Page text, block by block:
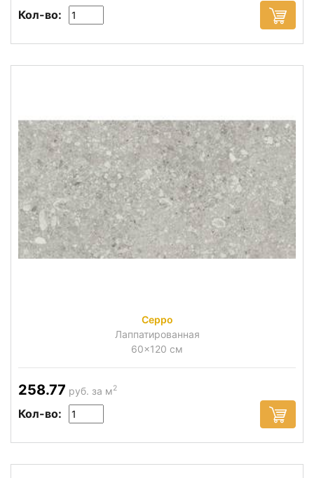
Кол-во:
Ceppo
Лаппатированная
60x120 см
258.77 руб. за м2
Кол-во: